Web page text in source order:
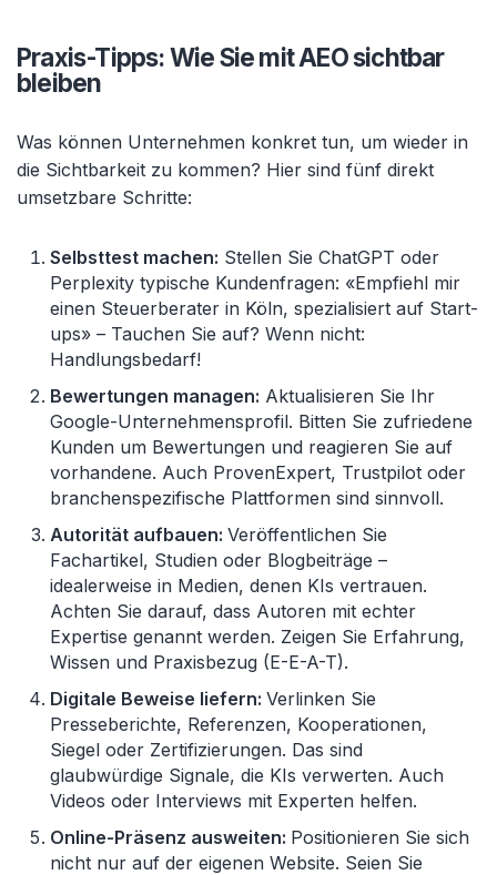
Praxis-Tipps: Wie Sie mit AEO sichtbar
bleiben
Was können Unternehmen konkret tun, um wieder in
die Sichtbarkeit zu kommen? Hier sind fünf direkt
umsetzbare Schritte:
Selbsttest machen: Stellen Sie ChatGPT oder
Perplexity typische Kundenfragen: «Empfiehl mir
einen Steuerberater in Köln, spezialisiert auf Start-
ups» – Tauchen Sie auf? Wenn nicht:
Handlungsbedarf!
Bewertungen managen: Aktualisieren Sie Ihr
Google-Unternehmensprofil. Bitten Sie zufriedene
Kunden um Bewertungen und reagieren Sie auf
vorhandene. Auch ProvenExpert, Trustpilot oder
branchenspezifische Plattformen sind sinnvoll.
Autorität aufbauen: Veröffentlichen Sie
Fachartikel, Studien oder Blogbeiträge –
idealerweise in Medien, denen KIs vertrauen.
Achten Sie darauf, dass Autoren mit echter
Expertise genannt werden. Zeigen Sie Erfahrung,
Wissen und Praxisbezug (E-E-A-T).
Digitale Beweise liefern: Verlinken Sie
Presseberichte, Referenzen, Kooperationen,
Siegel oder Zertifizierungen. Das sind
glaubwürdige Signale, die KIs verwerten. Auch
Videos oder Interviews mit Experten helfen.
Online-Präsenz ausweiten: Positionieren Sie sich
nicht nur auf der eigenen Website. Seien Sie